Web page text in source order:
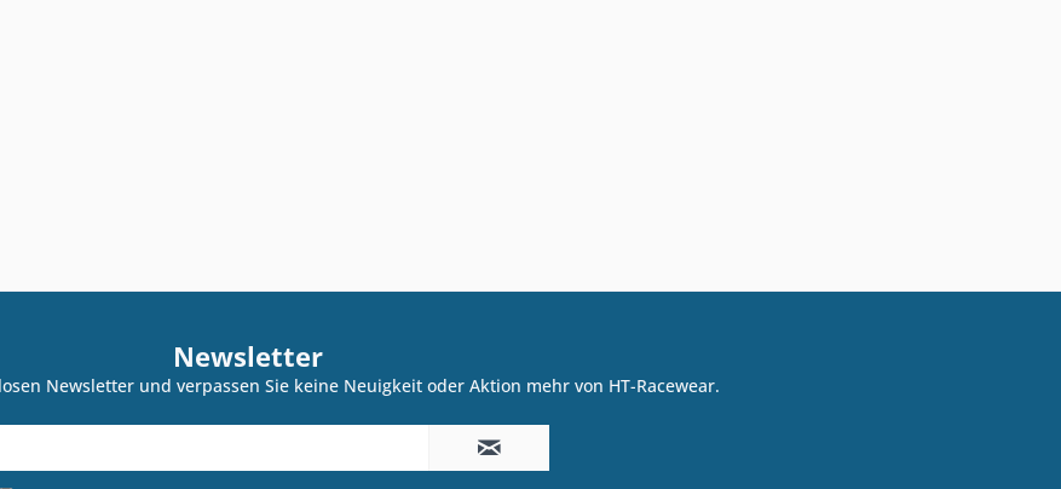
Newsletter
Newsletter und verpassen Sie keine Neuigkeit oder Aktion mehr von HT-Racewear.